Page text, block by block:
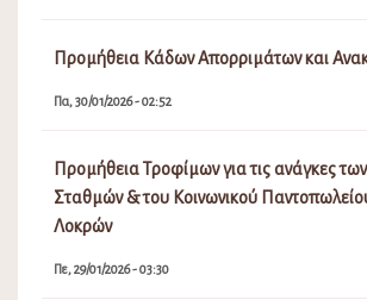
Προμήθεια Κάδων Απορριμάτων και
Πα, 30/01/2026 - 02:52
Προμήθεια Τροφίμων για τις ανάγκες
Σταθμών & του Κοινωνικού
Λοκρών
Πε, 29/01/2026 - 03:30